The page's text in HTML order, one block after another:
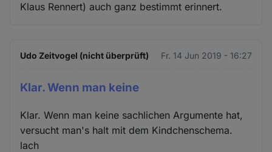
Klaus Rennert) auch ganz bestimmt erinnert.
Udo Zeitvogel (nicht überprüft) Fr. 14 Jun 2019 - 16:27
Klar. Wenn man keine
Klar. Wenn man keine sachlichen Argumente hat,
versucht man's halt mit dem Kindchenschema.
lach